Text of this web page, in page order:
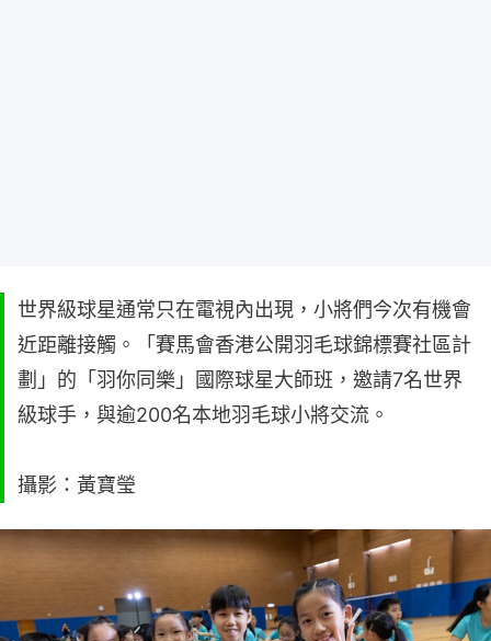
世界級球星通常只在電視內出現，小將們今次有機會
近距離接觸。「賽馬會香港公開羽毛球錦標賽社區計
劃」的「羽你同樂」國際球星大師班，邀請7名世界
級球手，與逾200名本地羽毛球小將交流。
攝影：黃寶瑩